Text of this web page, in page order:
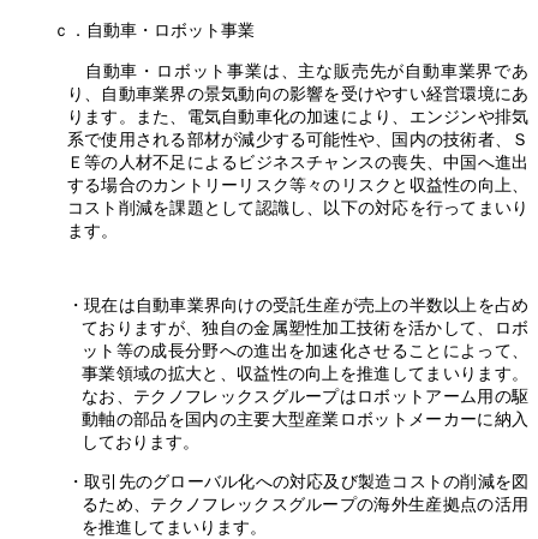
ｃ．自動車・ロボット事業
自動車・ロボット事業は、主な販売先が自動車業界であ
り、自動車業界の景気動向の影響を受けやすい経営環境にあ
ります。また、電気自動車化の加速により、エンジンや排気
系で使用される部材が減少する可能性や、国内の技術者、Ｓ
Ｅ等の人材不足によるビジネスチャンスの喪失、中国へ進出
する場合のカントリーリスク等々のリスクと収益性の向上、
コスト削減を課題として認識し、以下の対応を行ってまいり
ます。
・現在は自動車業界向けの受託生産が売上の半数以上を占め
ておりますが、独自の金属塑性加工技術を活かして、ロボ
ット等の成長分野への進出を加速化させることによって、
事業領域の拡大と、収益性の向上を推進してまいります。
なお、テクノフレックスグループはロボットアーム用の駆
動軸の部品を国内の主要大型産業ロボットメーカーに納入
しております。
・取引先のグローバル化への対応及び製造コストの削減を図
るため、テクノフレックスグループの海外生産拠点の活用
を推進してまいります。